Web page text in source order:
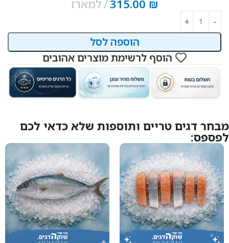
315.00 ₪ למארז
הוספה לסל
הוסף לרשימת מוצרים אהובים
מבחר דגים טריים ותוספות שלא כדאי לכם
לפספס: